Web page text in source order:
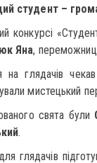
студент –
конкурсі
Яна,
на глядачів
мистецький
свята були
.
глядачів